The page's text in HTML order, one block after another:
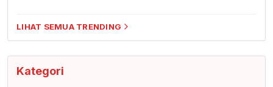
LIHAT SEMUA TRENDING
Kategori